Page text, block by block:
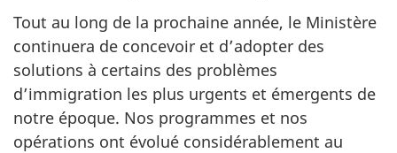
Tout au long de la prochaine année, le Ministère
continuera de concevoir et d’adopter des
solutions à certains des problèmes
d’immigration les plus urgents et émergents de
notre époque. Nos programmes et nos
opérations ont évolué considérablement au